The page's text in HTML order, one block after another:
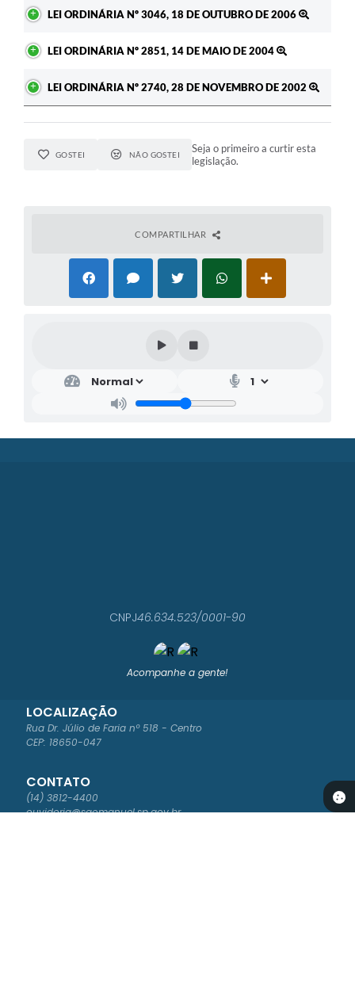
LEI ORDINÁRIA Nº 3046, 18 DE OUTUBRO DE 2006
LEI ORDINÁRIA Nº 2851, 14 DE MAIO DE 2004
LEI ORDINÁRIA Nº 2740, 28 DE NOVEMBRO DE 2002
GOSTEI NÃO GOSTEI
Seja o primeiro a curtir esta
legislação.
COMPARTILHAR
Acompanhe a gente!
LOCALIZAÇÃO
Rua Dr. Júlio de Faria nº 518 - Centro
CEP: 18650-047
CONTATO
(14) 3812-4400
ouvidoria@saomanuel.sp.gov.br
CNPJ46.634.523/0001-90